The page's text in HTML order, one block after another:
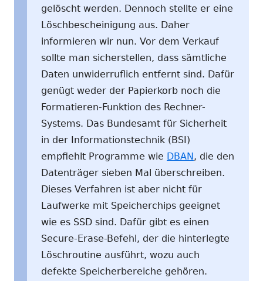
gelöscht werden. Dennoch stellte er eine
Löschbescheinigung aus. Daher
informieren wir nun. Vor dem Verkauf
sollte man sicherstellen, dass sämtliche
Daten unwiderruflich entfernt sind. Dafür
genügt weder der Papierkorb noch die
Formatieren-Funktion des Rechner-
Systems. Das Bundesamt für Sicherheit
in der Informationstechnik (BSI)
empfiehlt Programme wie DBAN, die den
Datenträger sieben Mal überschreiben.
Dieses Verfahren ist aber nicht für
Laufwerke mit Speicherchips geeignet
wie es SSD sind. Dafür gibt es einen
Secure-Erase-Befehl, der die hinterlegte
Löschroutine ausführt, wozu auch
defekte Speicherbereiche gehören.